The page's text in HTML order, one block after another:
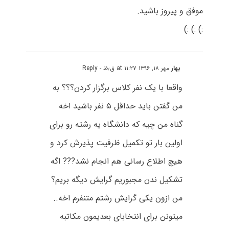
موفق و پیروز باشید.
:) :) :)
بهارمهر ۱۸, ۱۳۹۶ at ۱۱:۲۷ ق٫ظ - Reply
واقعا با یک نفر کلاس برگزار کردن؟؟؟ به
من گفتن باید حداقل ۵ نفر باشید اخه
گناه من چیه که دانشگاه یه رشته رو برای
اولین بار تو تکمیل ظرفیت پذیرش کرد و
هیچ اطلاع رسانی هم انجام نشد??? اگه
تشکیل ندن مجبوریم گرایش دیگه بریم؟
من ازون یکی گرایش رشتم متنفرم اخه..
میتونن برای انتخابای بعدیمون مکاتبه